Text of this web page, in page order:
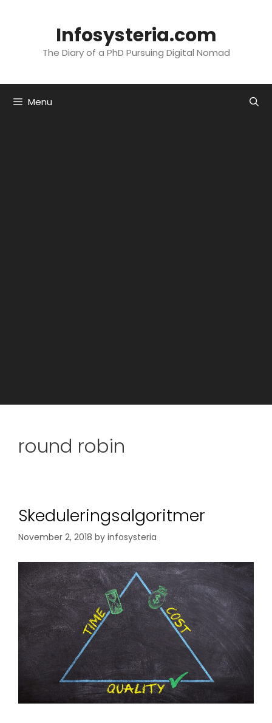
Infosysteria.com
The Diary of a PhD Pursuing Digital Nomad
Menu
round robin
Skeduleringsalgoritmer
November 2, 2018 by infosysteria